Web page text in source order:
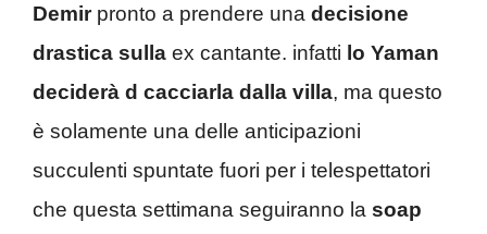
Demirpronto a prendere una decisione
drastica sulla ex cantante. infatti lo Yaman
deciderà d cacciarla dalla villa, ma questo
è solamente una delle anticipazioni
succulenti spuntate fuori per i telespettatori
che questa settimana seguiranno la soap